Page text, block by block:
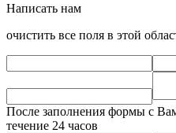
Написать нам
очистить все поля в этой
После заполнения формы с
течение 24 часов